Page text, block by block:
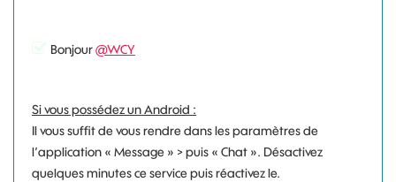
Bonjour@WCY
Si vous possédez un Android :
Il vous suffit de vous rendre dans les paramètres de
l’application « Message » > puis « Chat ». Désactivez
quelques minutes ce service puis réactivez le.